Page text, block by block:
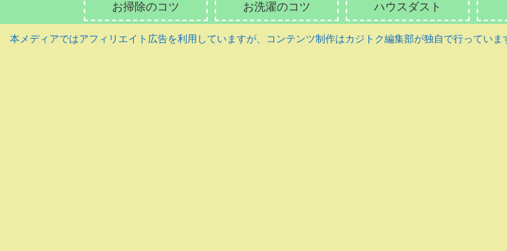
お掃除のコツ お洗濯のコツ ハウスダスト
本メディアではアフィリエイト広告を利用していますが、コンテンツ制作はカジトク編集部が独自で行ってい